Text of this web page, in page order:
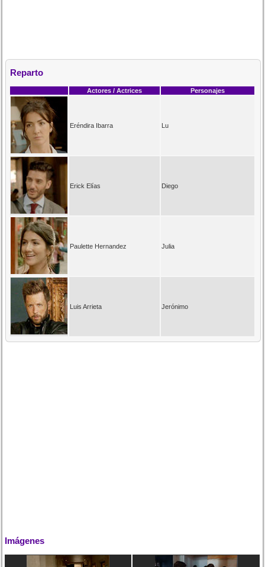
Reparto
Actores / Actrices Personajes
Eréndira Ibarra Lu
Erick Elías Diego
Paulette Hernandez Julia
Luis Arrieta Jerónimo
Imágenes